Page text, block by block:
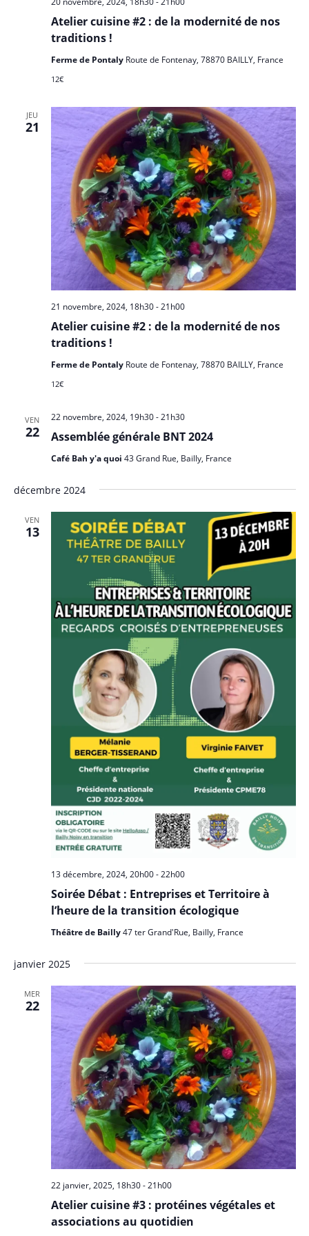
i
a
o
n
d
e
v
u
e
s
É
v
n
m
m
e
n
t
Atelier cuisine #2 : de la modernité de nos
traditions !
Ferme de Pontaly Route de Fontenay, 78870 BAILLY, France
12€
JEU
21
Atelier cuisine #2 : de la modernité de nos
traditions !
21 novembre, 2024, 18h30-21h00
Ferme de Pontaly Route de Fontenay, 78870 BAILLY, France
12€
VEN
22 Assemblée générale BNT 2024
22 novembre, 2024, 19h30-21h30
Café Bah y'a quoi 43 Grand Rue, Bailly, France
décembre 2024
VEN
13
Soirée Débat : Entreprises et Territoire à
l’heure de la transition écologique
13 décembre, 2024, 20h00-22h00
Théâtre de Bailly47 ter Grand'Rue, Bailly, France
janvier 2025
MER
22
Atelier cuisine #3 : protéines végétales et
associations au quotidien
22 janvier, 2025, 18h30-21h00